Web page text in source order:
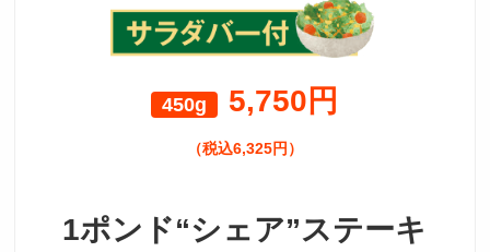
450g 5,750円
（税込6,325円）
1ポンド“シェア”ステーキ